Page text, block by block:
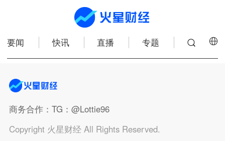
要闻 快讯 直播 专题
商务合作：TG：@Lottie96
Copyright 火星财经 All Rights Reserved.